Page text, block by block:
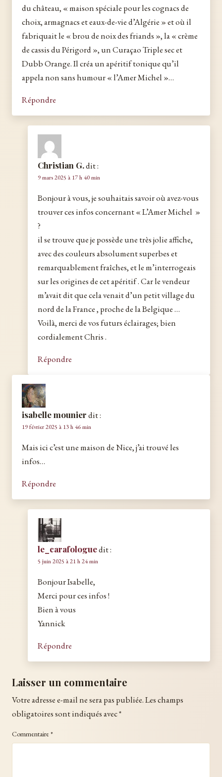
du château, « maison spéciale pour les cognacs de
choix, armagnacs et eaux-de-vie d’Algérie » et où il
fabriquait le « brou de noix des friands », la « crème
de cassis du Périgord », un Curaçao Triple sec et
Dubb Orange. Il créa un apéritif tonique qu’il
appela non sans humour « l’Amer Michel »…
Répondre
Christian G.dit :
9 mars 2025 à 17 h 40 min
Bonjour à vous, je souhaitais savoir où avez-vous
trouver ces infos concernant « L’Amer Michel »
?
il se trouve que je possède une très jolie affiche,
avec des couleurs absolument superbes et
remarquablement fraîches, et le m’interrogeais
sur les origines de cet apéritif . Car le vendeur
m’avait dit que cela venait d’un petit village du
nord de la France , proche de la Belgique …
Voilà, merci de vos futurs éclairages; bien
cordialement Chris .
Répondre
isabelle mounierdit :
19 février 2025 à 13 h 46 min
Mais ici c’est une maison de Nice, j’ai trouvé les
infos…
Répondre
le_carafologuedit :
5 juin 2025 à 21 h 24 min
Bonjour Isabelle,
Merci pour ces infos !
Bien à vous
Yannick
Répondre
Laisser un commentaire
Votre adresse e-mail ne sera pas publiée.Les champs
obligatoires sont indiqués avec*
Commentaire*